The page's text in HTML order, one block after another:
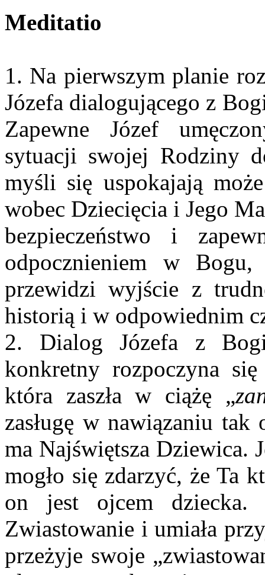
Meditatio
1. Na pierwszym planie
Józefa dialogującego z
Zapewne Józef
sytuacji swojej Rodziny
myśli się uspokajają
wobec Dziecięcia i Jego
bezpieczeństwo i
odpocznieniem w
przewidzi wyjście z
historią i w odpowiednim
2. Dialog Józefa z
konkretny rozpoczyna
która zaszła w ciążę „
zasługę w nawiązaniu
ma Najświętsza Dziewica.
mogło się zdarzyć, że Ta
on jest ojcem dziecka.
Zwiastowanie i umiała
przeżyje swoje